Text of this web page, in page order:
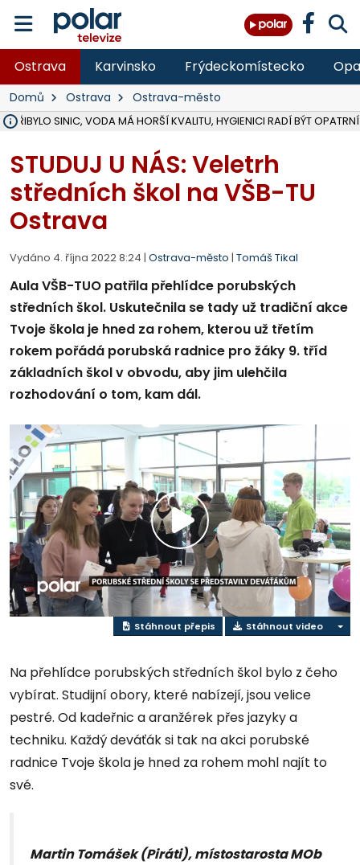
Ostrava Karvinsko Frýdeckomístecko
Domů Ostrava Ostrava-město
PŘIBYLO SINIC, VODA MÁ HORŠÍ KVALITU, HYGIENICI RADÍ BÝT OPATRNÍ
STUDUJ U NÁS: Veletrh
středních škol na VŠB-TU
Ostrava
Vydáno 4. října 2022 8:24 | Ostrava-město | Tomáš Tikal
Aula VŠB-TUO patřila přehlídce porubských
středních škol. Uskutečnila se tady už tradiční akce
Tvoje škola je hned za rohem, kterou už třetím
rokem pořádá porubská radnice pro žáky 9. tříd
základních škol v obvodu, aby jim ulehčila
rozhodování o tom, kam dál.
Přehrát
video
Stáhnout přepis Stáhnout video
Na přehlídce porubských středních škol bylo z čeho
vybírat. Studijní obory, které nabízejí, jsou velice
pestré. Od kadeřnic a aranžérek přes jazyky a
techniku. Každý deváťák si tak na akci porubské
radnice Tvoje škola je hned za rohem mohl najít to
své.
Martin Tomášek (Piráti), místostarosta MOb